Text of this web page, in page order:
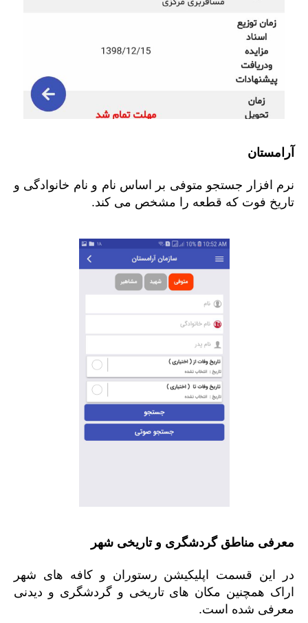
آرامستان
نرم افزار جستجو متوفی بر اساس نام و نام خانوادگی و
تاریخ فوت که قطعه را مشخص می کند.
معرفی مناطق گردشگری و تاریخی شهر
در این قسمت اپلیکیشن رستوران و کافه های شهر
اراک همچنین مکان های تاریخی و گردشگری و دیدنی
معرفی شده است.